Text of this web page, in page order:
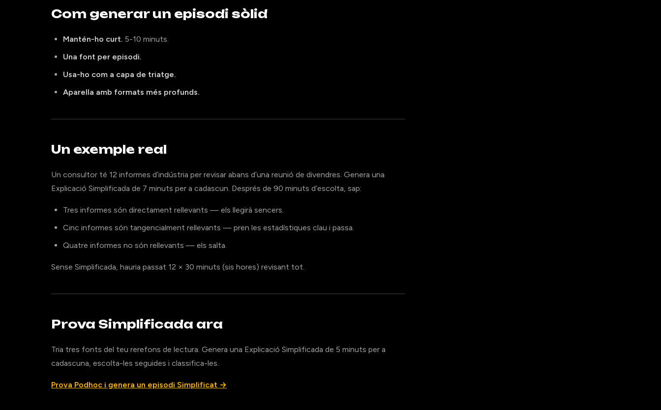
Com generar un episodi sòlid
Mantén-ho curt. 5-10 minuts.
Una font per episodi.
Usa-ho com a capa de triatge.
Aparella amb formats més profunds.
Un exemple real
Un consultor té 12 informes d’indústria per revisar abans d’una reunió de divendres. Genera una
Explicació Simplificada de 7 minuts per a cadascun. Després de 90 minuts d’escolta, sap:
Tres informes són directament rellevants — els llegirà sencers.
Cinc informes són tangencialment rellevants — pren les estadístiques clau i passa.
Quatre informes no són rellevants — els salta.
Sense Simplificada, hauria passat 12 × 30 minuts (sis hores) revisant tot.
Prova Simplificada ara
Tria tres fonts del teu rerefons de lectura. Genera una Explicació Simplificada de 5 minuts per a
cadascuna, escolta-les seguides i classifica-les.
Prova Podhoc i genera un episodi Simplificat →